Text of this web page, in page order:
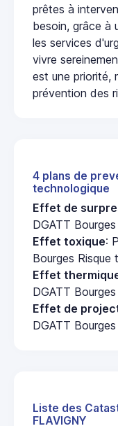
prêtes à
besoin, grâce à
les services
vivre
est une priorité,
prévention des
4 plans de
technologique
Effet de
DGATT
Effet toxique:
Bourges Risque
Effet
DGATT
Effet de
DGATT
Liste des
FLAVIGNY